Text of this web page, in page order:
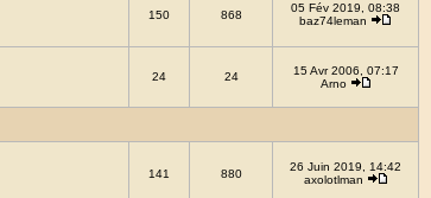
150 868
05 Fév 2019, 08:38
baz74leman
24 24
15 Avr 2006, 07:17
Arno
141 880
26 Juin 2019, 14:42
axolotlman